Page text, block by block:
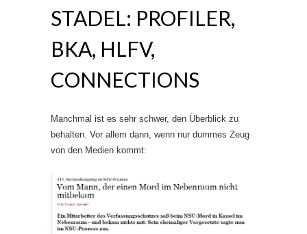
STADEL: PROFILER,
BKA, HLFV,
CONNECTIONS
Manchmal ist es sehr schwer, den Überblick zu
behalten. Vor allem dann, wenn nur dummes Zeug
von den Medien kommt: